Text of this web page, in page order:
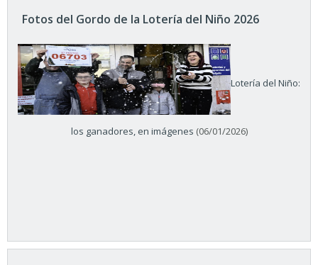
Fotos del Gordo de la Lotería del Niño 2026
Lotería del Niño:
los ganadores, en imágenes (06/01/2026)